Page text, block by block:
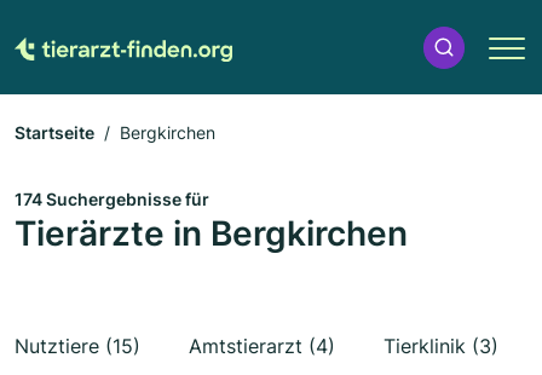
Startseite Bergkirchen
174 Suchergebnisse für
Tierärzte in Bergkirchen
Nutztiere (15) Amtstierarzt (4) Tierklinik (3)